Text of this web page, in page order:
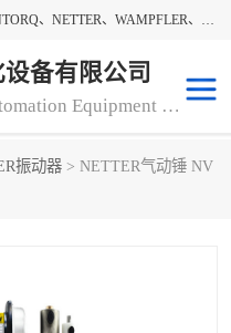
上海邵欧自动化设备有限公司批量供应：INTORQ、NETTER、WAMPFLER、WARNER、WICHITA、三菱离合器、warner离合器、NETTER振动器、WAMPFLER滑触线。上海邵欧自动化设备有限公司提供创新技术与产品解决方案，让客户享有高性价比，优质的产品和服务，我们坚持以持续技术和服务创新为客户不断创造价值。欢迎来电咨询！
备有限公司
Shanghai Shaoou Automation Equipment Co., Ltd
振动器 > NETTER气动锤 NV
三菱离合器